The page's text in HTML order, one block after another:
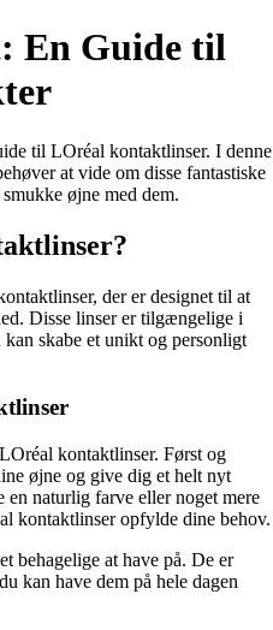
En Guide til
til LOréal kontaktlinser. I denne
at vide om disse fantastiske
øjne med dem.
der er designet til at
Disse linser er tilgængelige i
skabe et unikt og personligt
kontaktlinser. Først og
øjne og give dig et helt nyt
naturlig farve eller noget mere
kontaktlinser opfylde dine behov.
behagelige at have på. De er
kan have dem på hele dagen